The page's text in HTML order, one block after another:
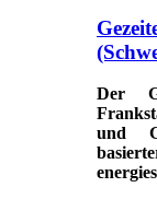
Der
und